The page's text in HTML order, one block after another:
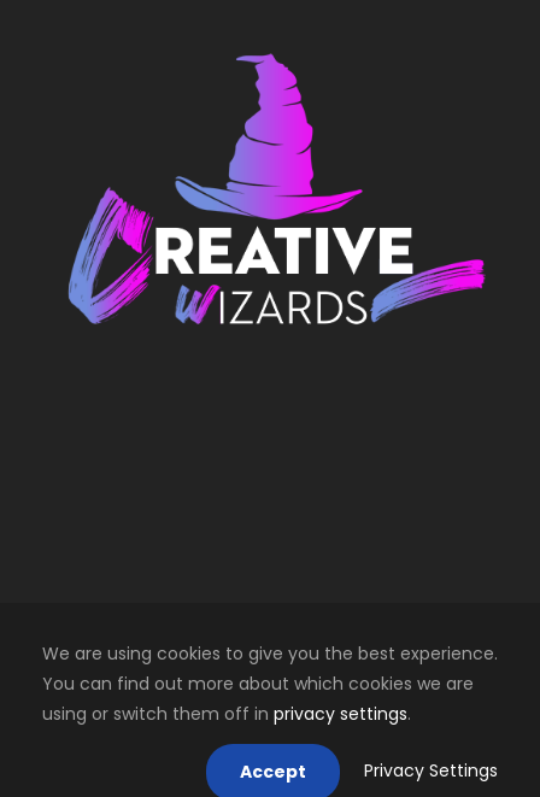
reserved
We are using cookies to give you the best experience.
You can find out more about which cookies we are
using or switch them off in privacy settings.
Accept Privacy Settings